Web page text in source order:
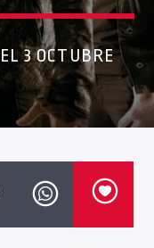
EL 3 OCTUBRE